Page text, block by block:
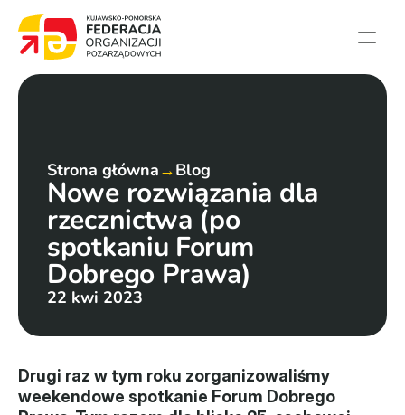
Projekty
Członkowie
English summary
Kontakt
Federacja
Karta zasad
Strona główna→Blog
Nowe rozwiązania dla
rzecznictwa (po
spotkaniu Forum
Dobrego Prawa)
22 kwi 2023
Drugi raz w tym roku zorganizowaliśmy
weekendowe spotkanie Forum Dobrego